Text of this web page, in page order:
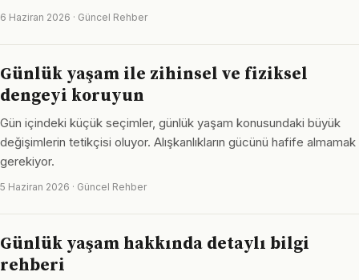
6 Haziran 2026 · Güncel Rehber
Günlük yaşam ile zihinsel ve fiziksel
dengeyi koruyun
Gün içindeki küçük seçimler, günlük yaşam konusundaki büyük
değişimlerin tetikçisi oluyor. Alışkanlıkların gücünü hafife almamak
gerekiyor.
5 Haziran 2026 · Güncel Rehber
Günlük yaşam hakkında detaylı bilgi
rehberi